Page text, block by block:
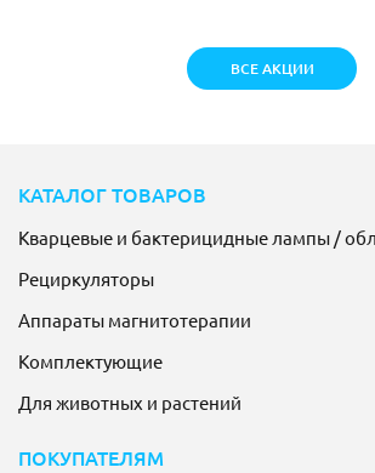
ВСЕ АКЦИИ
КАТАЛОГ ТОВАРОВ
Кварцевые и бактерицидные лампы /
Рециркуляторы
Аппараты магнитотерапии
Комплектующие
Для животных и растений
ПОКУПАТЕЛЯМ